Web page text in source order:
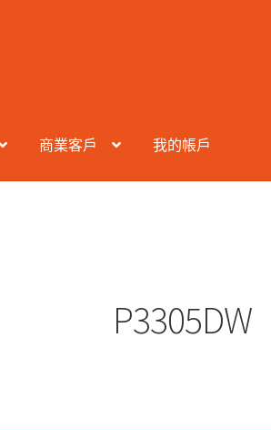
商業客戶 我的帳戶
P3305DW